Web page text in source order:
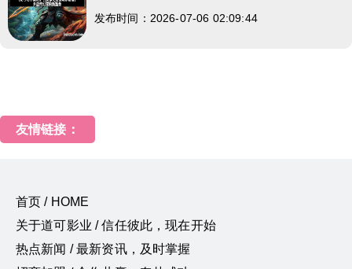
发布时间：2026-07-06 02:09:44
友情链接：
首页 / HOME
关于道可影业 / 信任彼此，现在开始
热点新闻 / 最新资讯，及时掌握